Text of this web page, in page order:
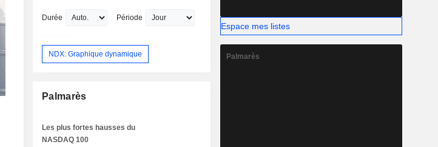
Durée Période
NDX: Graphique dynamique
Palmarès
Les plus fortes hausses du
NASDAQ 100
Espace mes listes
Palmarès